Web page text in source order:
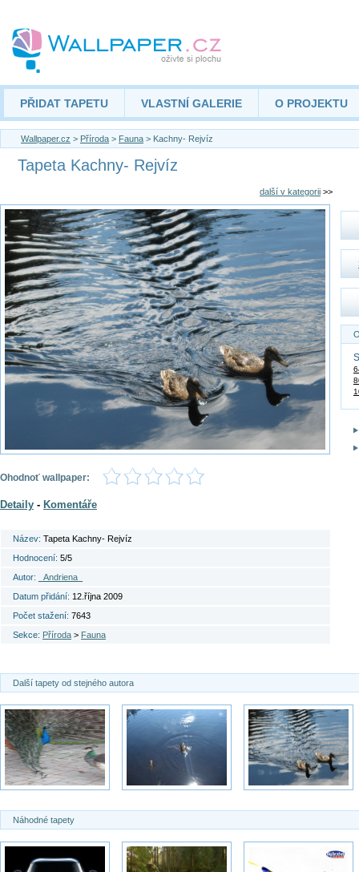
PŘIDAT TAPETU VLASTNÍ GALERIE O PROJEKTU
Wallpaper.cz > Příroda > Fauna > Kachny- Rejvíz
Tapeta Kachny- Rejvíz
další v kategorii >>
Ohodnoť wallpaper:
Detaily - Komentáře
Název: Tapeta Kachny- Rejvíz
Hodnocení: 5/5
Autor:
_Andriena_
Datum přidání: 12.října 2009
Počet stažení: 7643
Sekce: Příroda > Fauna
Další tapety od stejného autora
Náhodné tapety